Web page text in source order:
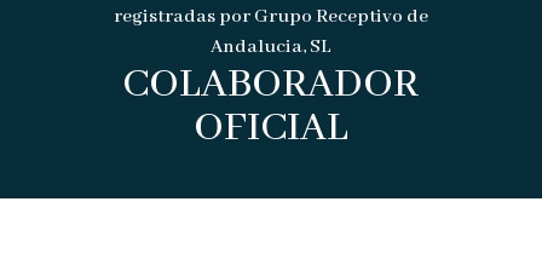
registradas por Grupo Receptivo de
Andalucia, SL
COLABORADOR
OFICIAL